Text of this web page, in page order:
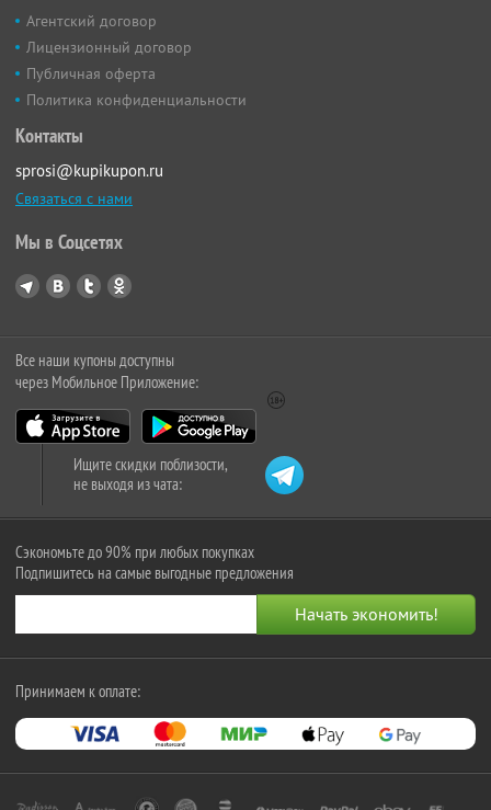
Агентский договор
Лицензионный договор
Публичная оферта
Политика конфиденциальности
Контакты
sprosi@kupikupon.ru
Связаться с нами
Мы в Соцсетях
Все наши купоны доступны
через Мобильное Приложение:
Ищите скидки поблизости,
не выходя из чата:
Сэкономьте до 90% при любых покупках
Подпишитесь на самые выгодные предложения
Принимаем к оплате: